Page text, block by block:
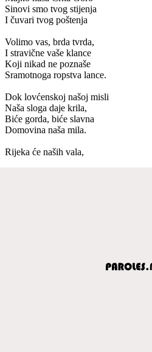
Sinovi smo tvog stijenja
I čuvari tvog poštenja
Volimo vas, brda tvrda,
I stravične vaše klance
Koji nikad ne poznaše
Sramotnoga ropstva lance.
Dok lovćenskoj našoj misli
Naša sloga daje krila,
Biće gorda, biće slavna
Domovina naša mila.
Rijeka će naših vala,